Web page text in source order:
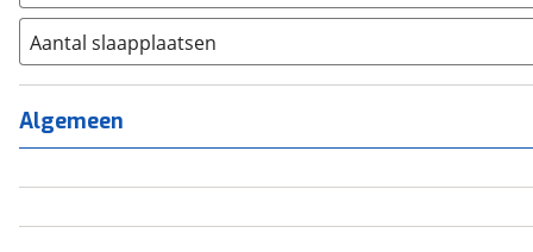
Aantal slaapplaatsen
1 (0)
2 (0)
3 (0)
Algemeen